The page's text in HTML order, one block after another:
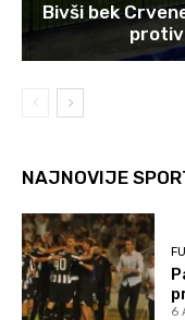
Bivši bek
protiv
NAJNOVIJE
6